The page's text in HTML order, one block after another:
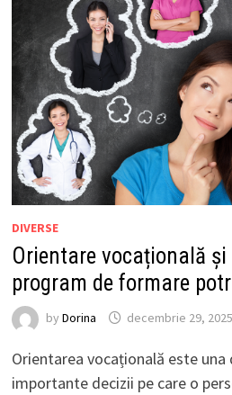
DIVERSE
Orientare vocațională
program de formare
by Dorina decembrie 29, 2025
Orientarea vocațională este una
importante decizii pe care o